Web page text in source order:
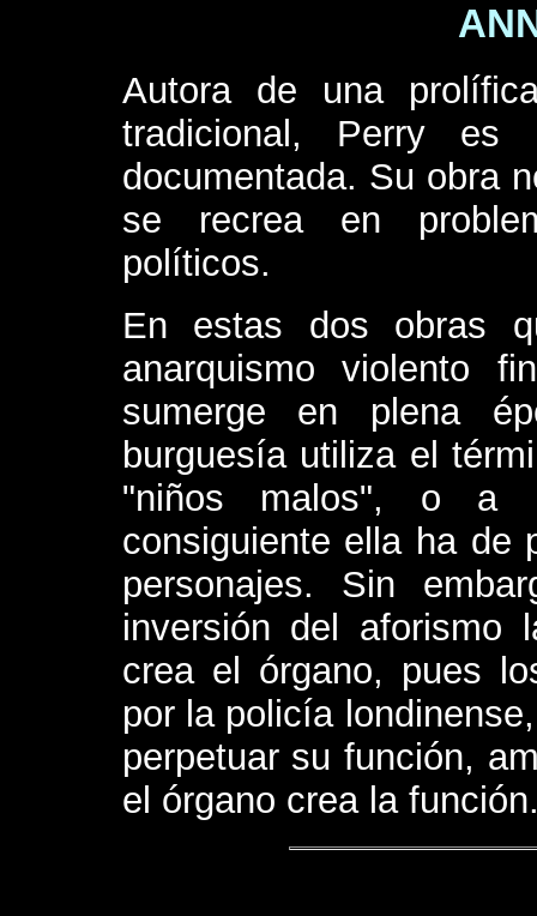
Autora de una
tradicional, Perry es
documentada. Su obra
se recrea en
políticos.
En estas dos obras
anarquismo violento
sumerge en plena
burguesía utiliza el
"niños malos", o a
consiguiente ella ha de
personajes. Sin
inversión del aforismo
crea el órgano, pues
por la policía
perpetuar su función,
el órgano crea la